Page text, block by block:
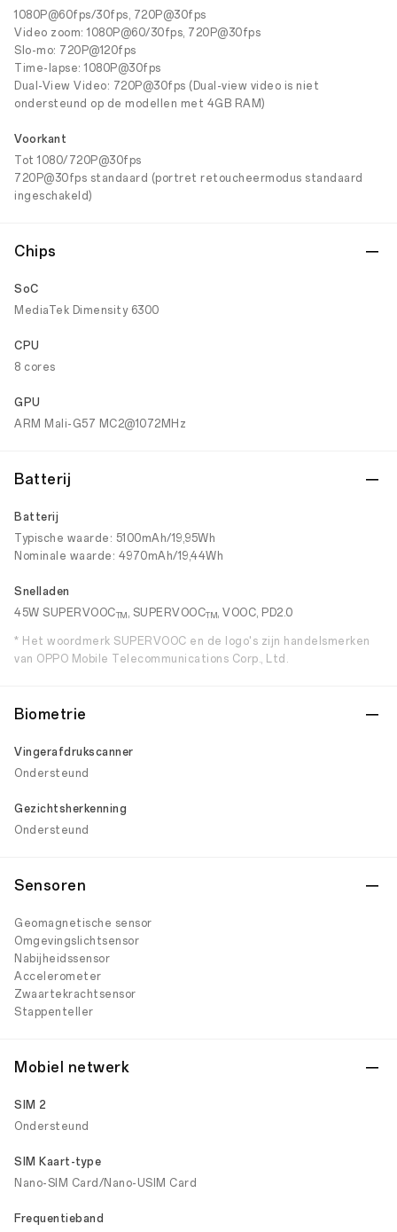
1080P@60fps/30fps, 720P@30fps
Video zoom: 1080P@60/30fps, 720P@30fps
Slo-mo: 720P@120fps
Time-lapse: 1080P@30fps
Dual-View Video: 720P@30fps (Dual-view video is niet
ondersteund op de modellen met 4GB RAM)
Voorkant
Tot 1080/720P@30fps
720P@30fps standaard (portret retoucheermodus standaard
ingeschakeld)
Chips
SoC
MediaTek Dimensity 6300
CPU
8 cores
GPU
ARM Mali-G57 MC2@1072MHz
Batterij
Batterij
Typische waarde: 5100mAh/19,95Wh
Nominale waarde: 4970mAh/19,44Wh
Snelladen
45W SUPERVOOCTM, SUPERVOOCTM, VOOC, PD2.0
* Het woordmerk SUPERVOOC en de logo's zijn handelsmerken
van OPPO Mobile Telecommunications Corp., Ltd.
Biometrie
Vingerafdrukscanner
Ondersteund
Gezichtsherkenning
Ondersteund
Sensoren
Geomagnetische sensor
Omgevingslichtsensor
Nabijheidssensor
Accelerometer
Zwaartekrachtsensor
Stappenteller
Mobiel netwerk
SIM 2
Ondersteund
SIM Kaart-type
Nano-SIM Card/Nano-USIM Card
Frequentieband